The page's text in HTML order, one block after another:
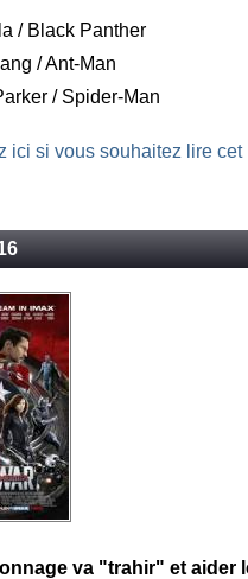
/ Black Panther
/ Ant-Man
/ Spider-Man
ici si vous souhaitez lire cet
va "trahir" et aider